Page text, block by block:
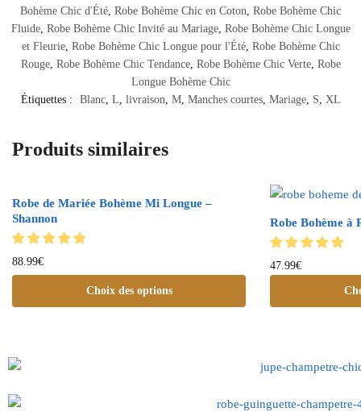
Bohème Chic d'Été Robe Bohème Chic en Coton Robe Bohème Chic
Fluide, Robe Bohème Chic Invité au Mariage, Robe Bohème Chic Longue
et Fleurie, Robe Bohème Chic Longue pour l'Été, Robe Bohème Chic
Rouge, Robe Bohème Chic Tendance, Robe Bohème Chic Verte, Robe
Longue Bohème Chic
Étiquettes :
Blanc, L livraison M, Manches courtes, Mariage, S XL
Produits similaires
Robe de Mariée Bohème Mi Longue –
Shannon
88.99€
Choix des options
Robe Bohème à
47.99€